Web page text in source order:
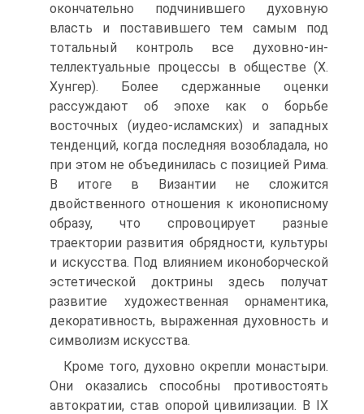
окончательно подчинившего духов­ную
власть и поставившего тем самым под
тотальный контроль все духовно-ин­
теллектуальные процессы в обществе (Х.
Хунгер). Более сдержанные оценки
рассуждают об эпохе как о борьбе
восточных (иудео-исламских) и западных
тен­денций, когда последняя возобладала, но
при этом не объединилась с позицией Рима.
В итоге в Византии не сложится
двойственного отношения к иконописно­му
образу, что спровоцирует разные
траектории развития обрядности, культуры
и искусства. Под влиянием иконоборческой
эстетической доктрины здесь полу­чат
развитие художественная орнаментика,
декоративность, выраженная духов­ность и
символизм искусства.
Кроме того, духовно окрепли монастыри.
Они оказались способны проти­востоять
автократии, став опорой цивилизации. В IX